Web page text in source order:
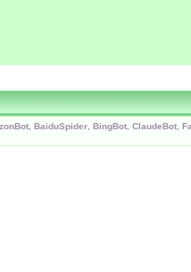
BaiduSpider BingBot ClaudeBot